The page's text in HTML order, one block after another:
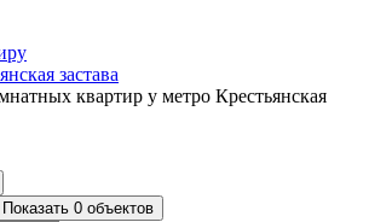
застава
квартир у метро Крестьянская
Показать 0 объектов